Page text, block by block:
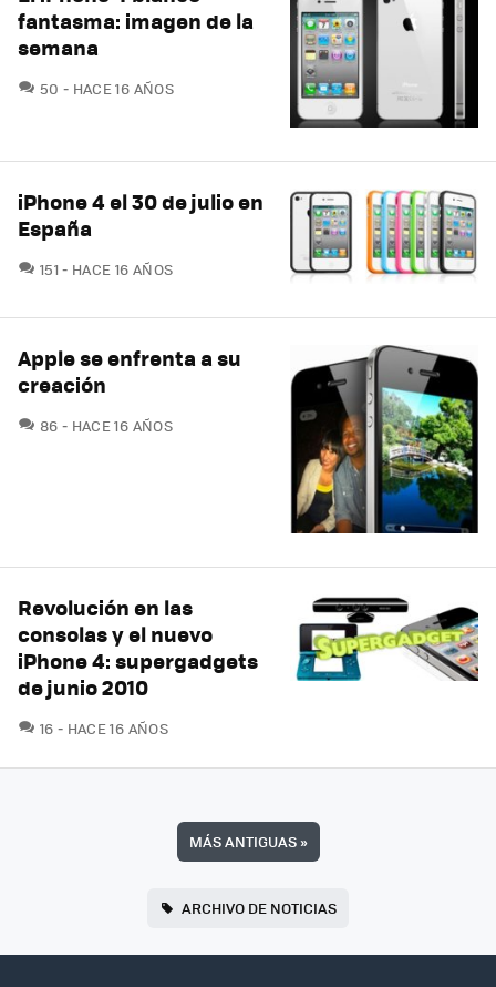
fantasma: imagen de la
semana
50 COMENTARIOS
HACE 16 AÑOS
iPhone 4 el 30 de julio en
España
151 COMENTARIOS
HACE 16 AÑOS
Apple se enfrenta a su
creación
86 COMENTARIOS
HACE 16 AÑOS
Revolución en las
consolas y el nuevo
iPhone 4: supergadgets
de junio 2010
16 COMENTARIOS
HACE 16 AÑOS
MÁS ANTIGUAS»
ARCHIVO DE NOTICIAS